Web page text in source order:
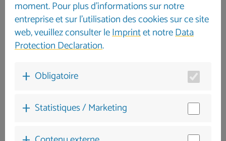
moment. Pour plus d'informations sur notre
entreprise et sur l'utilisation des cookies sur ce site
web, veuillez consulter leImprintet notreData
Protection Declaration.
Obligatoire
Statistiques / Marketing